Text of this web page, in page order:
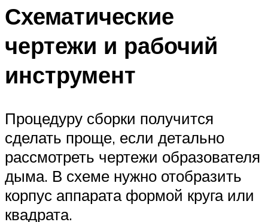
Схематические
чертежи и рабочий
инструмент
Процедуру сборки получится
сделать проще, если детально
рассмотреть чертежи образователя
дыма. В схеме нужно отобразить
корпус аппарата формой круга или
квадрата.